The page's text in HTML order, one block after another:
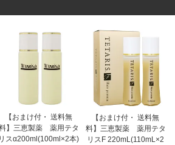
【おまけ付・ 送料無
】三恵製薬 薬用テタ
リスα200ml(100ml×2本)
【おまけ付・ 送料無
料】三恵製薬 薬用テタ
リスF 220mL(110mL×2